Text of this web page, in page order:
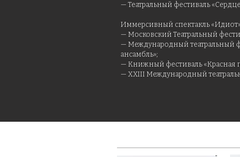
— Театральный фестиваль
Иммерсивный спектакль
— Московский Театральный
— Международный театральный
ансамбль»;
— Книжный фестиваль «Красная
— XXIII Международный